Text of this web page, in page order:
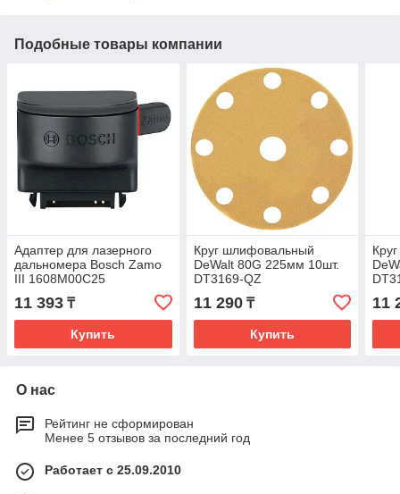
Подобные товары компании
Адаптер для лазерного
дальномера Bosch Zamo
III 1608M00C25
11 393 ₸
Купить
Круг шлифовальный
DeWalt 80G 225мм 10шт.
DT3169-QZ
11 290₸
Купить
11
О нас
Рейтинг не сформирован
Менее 5 отзывов за последний год
Работает с 25.09.2010